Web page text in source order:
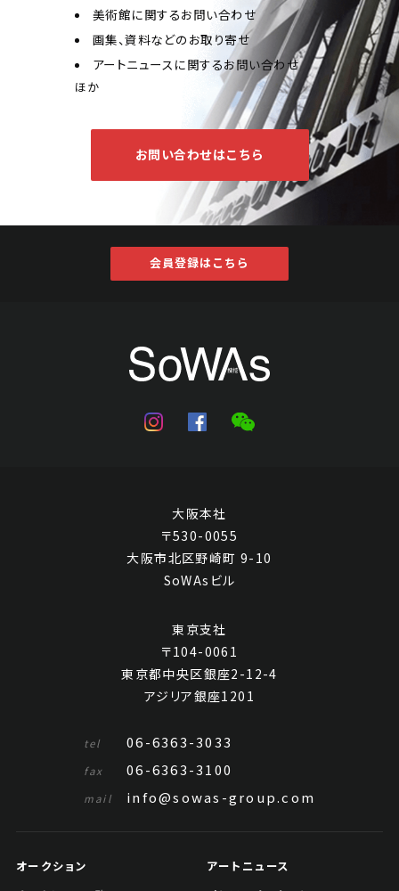
美術館に関するお問い合わせ
画集、資料などのお取り寄せ
アートニュースに関するお問い合わせ
ほか
お問い合わせはこちら
会員登録はこちら
大阪本社
〒530-0055
大阪市北区野崎町 9-10
SoWAsビル
東京支社
〒104-0061
東京都中央区銀座2-12-4
アジリア銀座1201
tel 06-6363-3033
fax 06-6363-3100
mail info@sowas-group.com
オークション
アートニュース